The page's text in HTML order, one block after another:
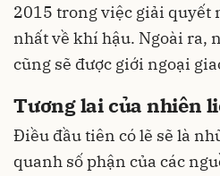
2015 trong việc giải quyết
nhất về khí hậu. Ngoài ra,
cũng sẽ được giới ngoại
Tương lai của nhiên
Điều đầu tiên có lẽ sẽ là
quanh số phận của các